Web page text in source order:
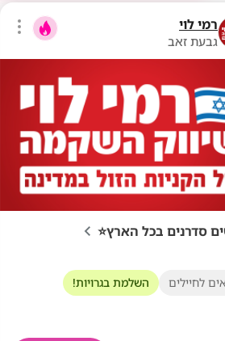
רמי לוי
גבעת זאב
סדרנים בכל הארץ⭐
לחיילים השלמת בגרויות!